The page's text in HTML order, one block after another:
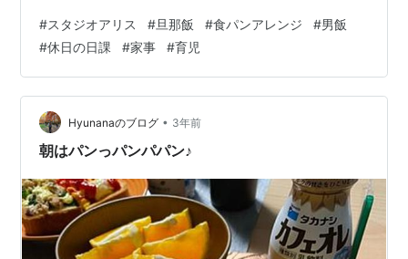
影していただいて3時間くらい撮影に時間がかかりまし
た。 娘ちゃんがんばってくれました（終始ギャン泣き）
家から🚗で６分のところにスタジオアリスがあるので ３
人で移動するはじめの段階にはちょうどよかったです✨
わたしが先にお風呂に入っている間に 旦那氏は資格の勉
強を終えて夕ご飯の支度をし…
#スタジオアリス #旦那飯 #食パンアレンジ #男飯
#休日の日課 #家事 #育児
Hyunanaのブログ • 3年前
朝はパンっパンパパン♪